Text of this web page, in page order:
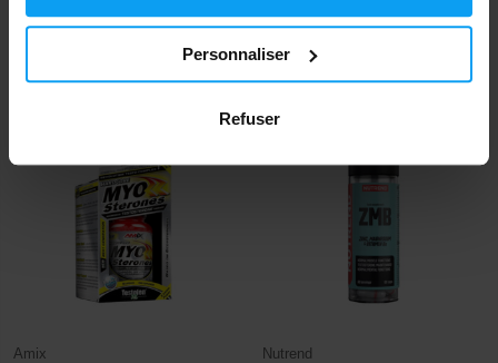
Personnaliser
Refuser
21,19 €
Amix
Nutrend